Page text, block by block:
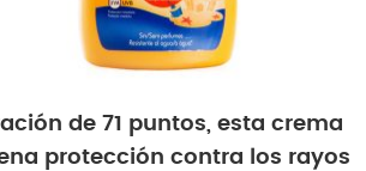
de 71 puntos, esta crema
protección contra los rayos